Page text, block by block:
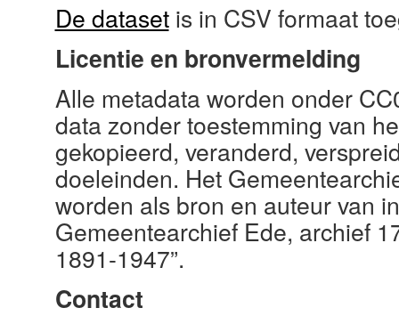
De datasetis in CSV formaat
Licentie en bronvermelding
Alle metadata worden onder
data zonder toestemming van
gekopieerd, veranderd,
doeleinden. Het
worden als bron en auteur van
Gemeentearchief Ede, archief
1891-1947”.
Contact